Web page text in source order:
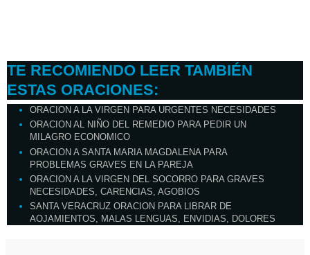
TE RECOMIENDO LEER TAMBIÉN
ESTAS ORACIONES:
ORACION A LA VIRGEN PARA URGENTES NECESIDADES
ORACION AL NIÑO DEL REMEDIO PARA PEDIR UN
MILAGRO ECONOMICO
ORACION A SANTA MARIA MAGDALENA PARA
PROBLEMAS GRAVES EN LA PAREJA
ORACION A LA VIRGEN DEL SOCORRO PARA GRAVES
NECESIDADES, CARENCIAS, AGOBIOS
SANTA VERACRUZ ORACION PARA LIBRAR DE
AOJAMIENTOS, MALAS LENGUAS, ENVIDIAS, DOLORES